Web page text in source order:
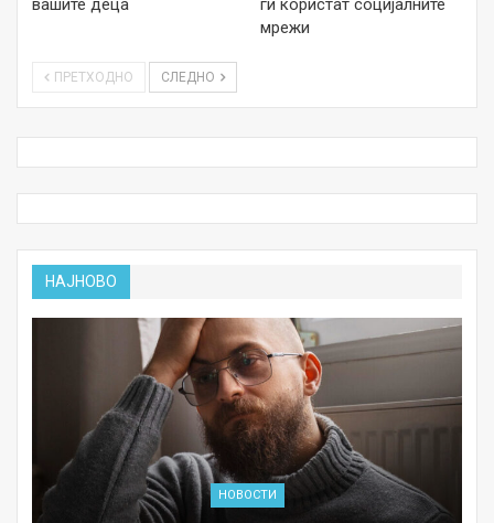
вашите деца
ги користат социјалните
мрежи
ПРЕТХОДНО СЛЕДНО
НАЈНОВО
НОВОСТИ